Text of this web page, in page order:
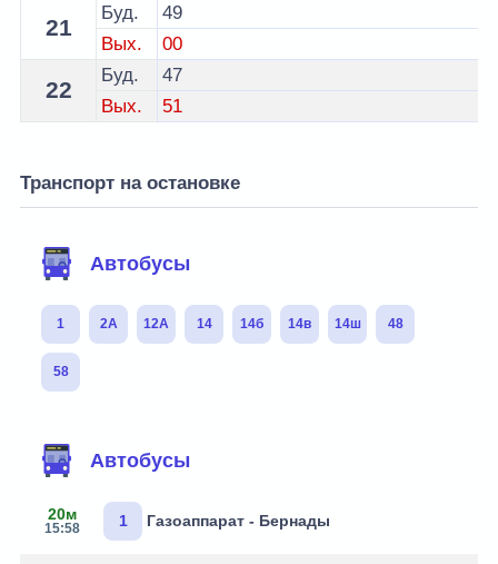
21
Буд.
49
Вых.
00
22
Буд.
47
Вых.
51
Транспорт на остановке
Автобусы
1 2А 12А 14 14б 14в 14ш 48
58
Автобусы
20м
15:58 1 Газоаппарат - Бернады